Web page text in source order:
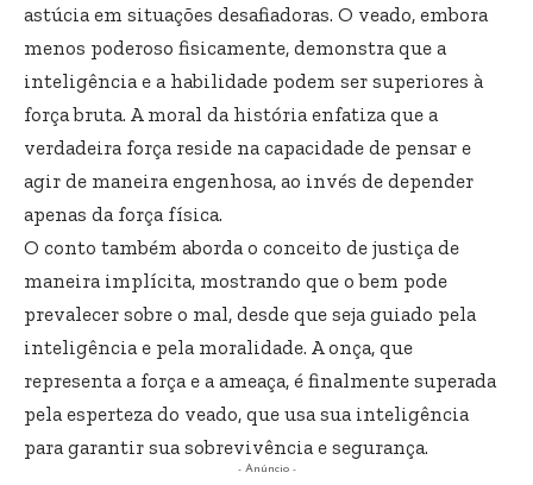
astúcia em situações desafiadoras. O veado, embora
menos poderoso fisicamente, demonstra que a
inteligência e a habilidade podem ser superiores à
força bruta. A moral da história enfatiza que a
verdadeira força reside na capacidade de pensar e
agir de maneira engenhosa, ao invés de depender
apenas da força física.
O conto também aborda o conceito de justiça de
maneira implícita, mostrando que o bem pode
prevalecer sobre o mal, desde que seja guiado pela
inteligência e pela moralidade. A onça, que
representa a força e a ameaça, é finalmente superada
pela esperteza do veado, que usa sua inteligência
para garantir sua sobrevivência e segurança.
- Anúncio -